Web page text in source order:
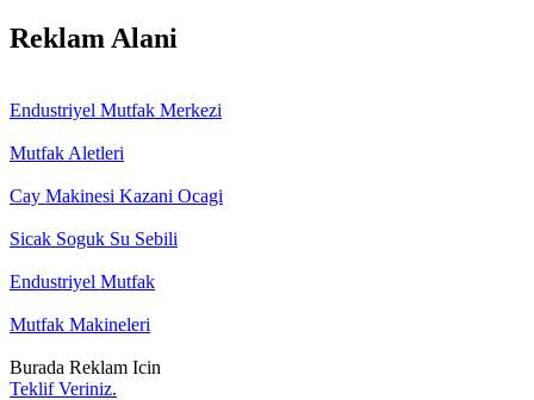
Reklam Alani
Endustriyel Mutfak Merkezi
Mutfak Aletleri
Cay Makinesi Kazani Ocagi
Sicak Soguk Su Sebili
Endustriyel Mutfak
Mutfak Makineleri
Burada Reklam Icin
Teklif Veriniz.